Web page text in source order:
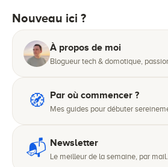
Nouveau ici ?
À propos de moi
Blogueur tech & domotique,
🧭 Par où commencer ?
Mes guides pour débuter
📬 Newsletter
Le meilleur de la semaine, par mail.